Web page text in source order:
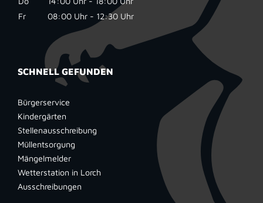
Fr
08:00 Uhr - 12:30 Uhr
SCHNELL GEFUNDEN
Bürgerservice
Kindergärten
Stellenausschreibung
Müllentsorgung
Mängelmelder
Wetterstation in Lorch
Ausschreibungen